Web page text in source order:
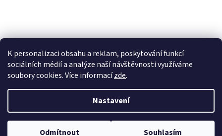
K personalizaci obsahu a reklam, poskytování funkcí
sociálních médií a analýze naší návštěvnosti využíváme
soubory cookies. Více informacízde.
Nastavení
Odmítnout Souhlasím
Nastavil tým EshopyUmíme.cz
Copyright 2026sperkynisa.cz. Všechna práva vyhrazena.Upravit